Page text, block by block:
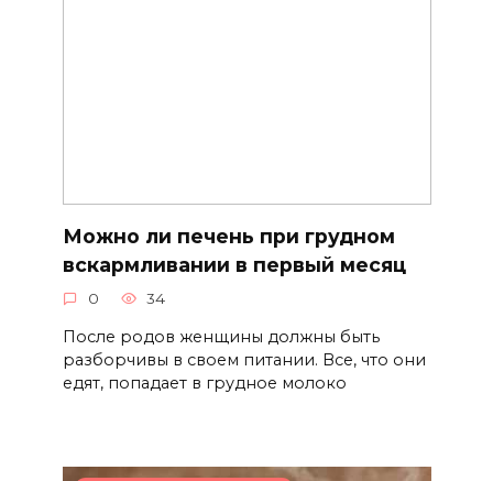
Можно ли печень при грудном
вскармливании в первый месяц
0 34
После родов женщины должны быть
разборчивы в своем питании. Все, что они
едят, попадает в грудное молоко